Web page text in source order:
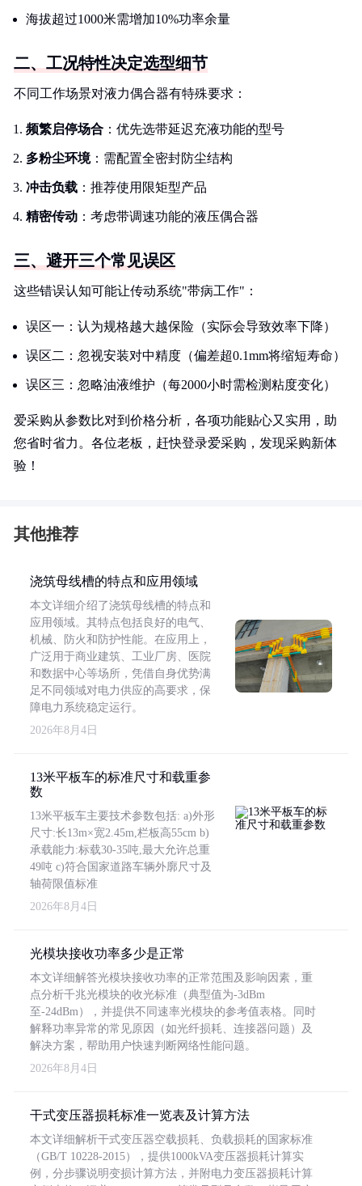
海拔超过1000米需增加10%功率余量
二、工况特性决定选型细节
不同工作场景对液力偶合器有特殊要求：
频繁启停场合 ：优先选带延迟充液功能的型号
多粉尘环境：需配置全密封防尘结构
冲击负载 ：推荐使用限矩型产品
精密传动 ：考虑带调速功能的液压偶合器
三、避开三个常见误区
这些错误认知可能让传动系统"带病工作"：
误区一：认为规格越大越保险（实际会导致效率下降）
误区二：忽视安装对中精度（偏差超0.1mm将缩短寿命）
误区三：忽略油液维护（每2000小时需检测粘度变化）
爱采购从参数比对到价格分析，各项功能贴心又实用，助
您省时省力。各位老板，赶快登录爱采购，发现采购新体
验！
其他推荐
浇筑母线槽的特点和应用领域
本文详细介绍了浇筑母线槽的特点和
应用领域。其特点包括良好的电气、
机械、防火和防护性能。在应用上，
广泛用于商业建筑、工业厂房、医院
和数据中心等场所，凭借自身优势满
足不同领域对电力供应的高要求，保
障电力系统稳定运行。
2026年8月4日
13米平板车的标准尺寸和载重参
数
13米平板车主要技术参数包括: a)外形
尺寸:长13m×宽2.45m,栏板高55cm b)
承载能力:标载30-35吨,最大允许总重
49吨 c)符合国家道路车辆外廓尺寸及
轴荷限值标准
2026年8月4日
光模块接收功率多少是正常
本文详细解答光模块接收功率的正常范围及影响因素，重
点分析千兆光模块的收光标准（典型值为-3dBm
至-24dBm），并提供不同速率光模块的参考值表格。同时
解释功率异常的常见原因（如光纤损耗、连接器问题）及
解决方案，帮助用户快速判断网络性能问题。
2026年8月4日
干式变压器损耗标准一览表及计算方法
本文详细解析干式变压器空载损耗、负载损耗的国家标准
（GB/T 10228-2015），提供1000kVA变压器损耗计算实
例，分步骤说明变损计算方法，并附电力变压器损耗计算